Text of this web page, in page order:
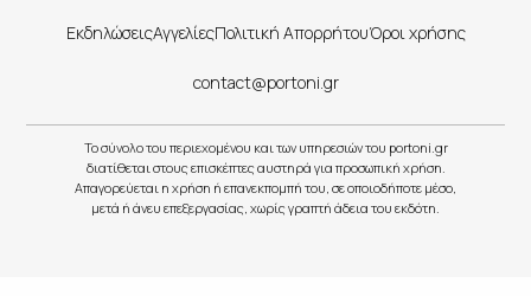
ΕκδηλώσειςΑγγελίεςΠολιτική ΑπορρήτουΌροι χρήσης
contact@portoni.gr
Το σύνολο του περιεχομένου και των υπηρεσιών του portoni.gr
διατίθεται στους επισκέπτες αυστηρά για προσωπική χρήση.
Απαγορεύεται η χρήση ή επανεκπομπή του, σε οποιοδήποτε μέσο,
μετά ή άνευ επεξεργασίας, χωρίς γραπτή άδεια του εκδότη.